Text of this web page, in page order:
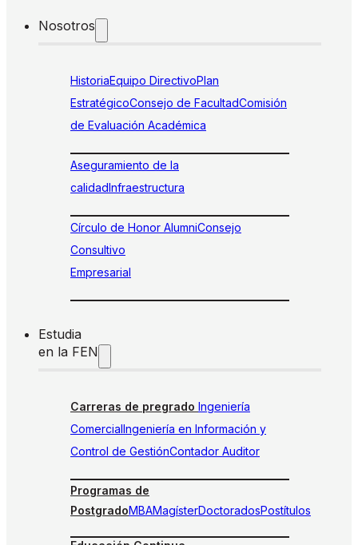
Nosotros
HistoriaEquipo DirectivoPlan
EstratégicoConsejo de FacultadComisión
de Evaluación Académica
Aseguramiento de la
calidadInfraestructura
Círculo de Honor AlumniConsejo
Consultivo
Empresarial
Estudia
en la FEN
Carreras de pregrado Ingeniería
ComercialIngeniería en Información y
Control de GestiónContador Auditor
Programas de
PostgradoMBAMagísterDoctoradosPostítulos